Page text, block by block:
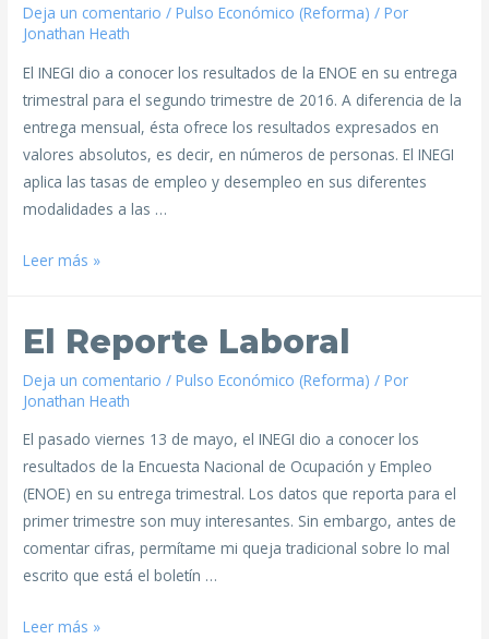
Deja un comentario /Pulso Económico (Reforma) / Por
Jonathan Heath
El INEGI dio a conocer los resultados de la ENOE en su entrega
trimestral para el segundo trimestre de 2016. A diferencia de la
entrega mensual, ésta ofrece los resultados expresados en
valores absolutos, es decir, en números de personas. El INEGI
aplica las tasas de empleo y desempleo en sus diferentes
modalidades a las …
Leer más »
El Reporte Laboral
Deja un comentario /Pulso Económico (Reforma) / Por
Jonathan Heath
El pasado viernes 13 de mayo, el INEGI dio a conocer los
resultados de la Encuesta Nacional de Ocupación y Empleo
(ENOE) en su entrega trimestral. Los datos que reporta para el
primer trimestre son muy interesantes. Sin embargo, antes de
comentar cifras, permítame mi queja tradicional sobre lo mal
escrito que está el boletín …
Leer más »